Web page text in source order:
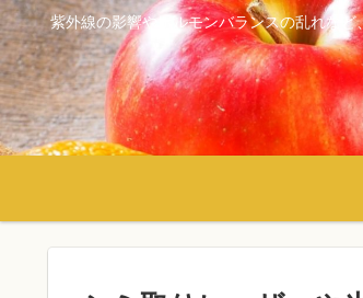
紫外線の影響やホルモンバランスの乱れな